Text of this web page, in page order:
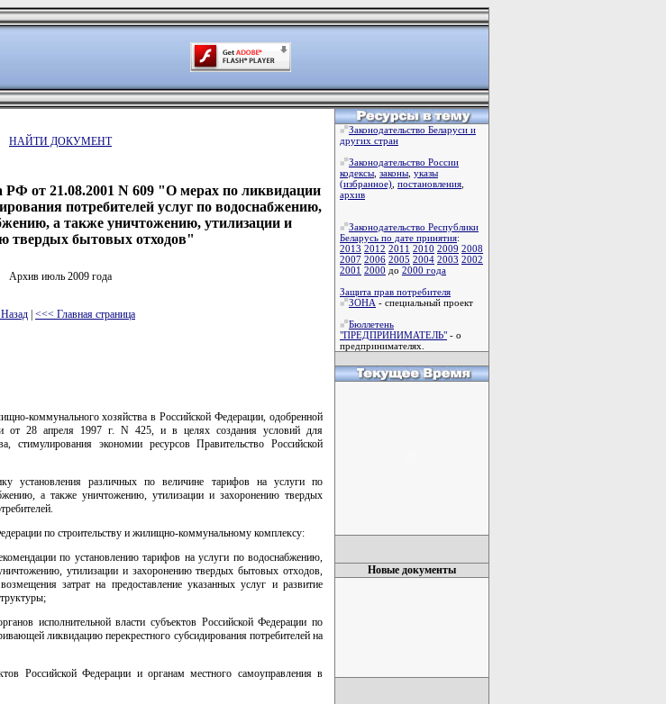
НАЙТИ ДОКУМЕНТ
РФ от 21.08.2001 N 609 "О мерах по ликвидации
потребителей услуг по водоснабжению,
а также уничтожению, утилизации и
твердых бытовых отходов"
Архив июль 2009 года
<<< Главная страница
коммунального хозяйства в Российской Федерации, одобренной
от 28 апреля 1997 г. N 425, и в целях создания условий для
стимулирования экономии ресурсов Правительство Российской
установления различных по величине тарифов на услуги по
а также уничтожению, утилизации и захоронению твердых
по строительству и жилищно-коммунальному комплексу:
по установлению тарифов на услуги по водоснабжению,
утилизации и захоронению твердых бытовых отходов,
затрат на предоставление указанных услуг и развитие
исполнительной власти субъектов Российской Федерации по
ликвидацию перекрестного субсидирования потребителей на
Российской Федерации и органам местного самоуправления в
Законодательство Беларуси и
других стран
Законодательство России
кодексы законы указы
(избранное) постановления
архив
Законодательство Республики
Беларусь по дате принятия:
2013 2012 2011 2010 2009 2008
2007 2006 2005 2004 2003 2002
2001 2000 до 2000 года
Защита прав потребителя
ЗОНА - специальный проект
Бюллетень
"ПРЕДПРИНИМАТЕЛЬ" - о
предпринимателях.
Новые документы